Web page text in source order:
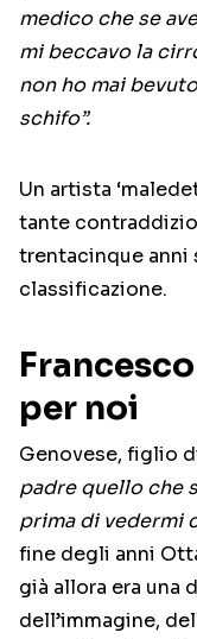
medico che se
mi beccavo la
non ho mai
schifo”.
Un artista
tante
trentacinque anni
classificazione.
per noi
Genovese, figlio
padre quello che
prima di vedermi
fine degli anni
già allora era una
dell’immagine,